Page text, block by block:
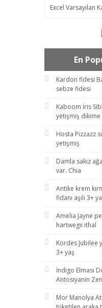
Excel Varsayılan
En
Kardon fidesi
sebze fidesi
Kaboom İris
yetişmiş dikime
Hosta Pizzazz
yetişmiş
Damla sakız
var. Chia
Antike krem
fidanı aşılı 3+
Amelia Jayne
hartwegii ithal
Kordes Jubilee
3+ yaş
İndigo Elması
Antosiyanin
Mor Manolya